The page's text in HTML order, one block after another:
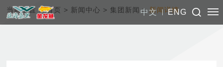
中文 ENG
当前位置：首页 > 新闻中心 > 集团新闻 > 新闻详情